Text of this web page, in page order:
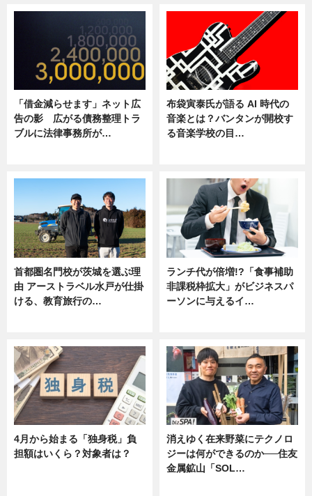
「借金減らせます」ネット広
告の影 広がる債務整理トラ
ブルに法律事務所が…
布袋寅泰氏が語る AI 時代の
音楽とは？バンタンが開校す
る音楽学校の目…
首都圏名門校が茨城を選ぶ理
由 アーストラベル水戸が仕掛
ける、教育旅行の…
ランチ代が倍増!?「食事補助
非課税枠拡大」がビジネスパ
ーソンに与えるイ…
4月から始まる「独身税」負
担額はいくら？対象者は？
消えゆく在来野菜にテクノロ
ジーは何ができるのか──住友
金属鉱山「SOL…